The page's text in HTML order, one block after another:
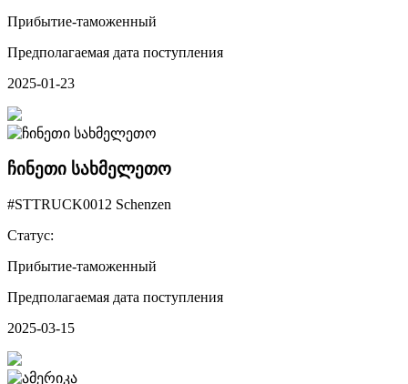
Прибытие-таможенный
Предполагаемая дата поступления
2025-01-23
ჩინეთი სახმელეთო
#STTRUCK0012 Schenzen
Статус:
Прибытие-таможенный
Предполагаемая дата поступления
2025-03-15